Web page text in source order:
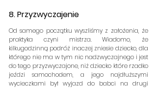
8. Przyzwyczajenie
Od samego początku wyszliśmy z założenia, że
praktyka czyni mistrza. Wiadomo, że
kilkugodzinną podróż inaczej zniesie dziecko, dla
którego nie ma w tym nic nadzwyczajnego i jest
do tego przyzwyczajone, niż dziecko które rzadko
jeździ samochodem, a jego najdłuższymi
wycieczkami był wyjazd do babci na drugi